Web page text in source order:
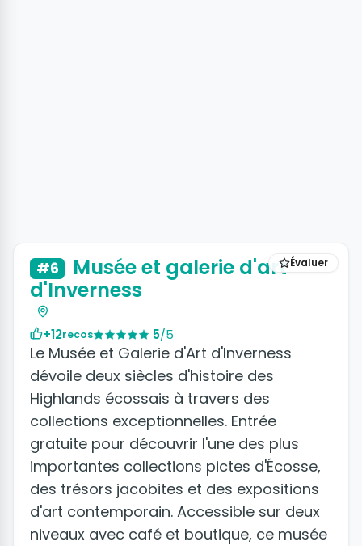
Évaluer
#6
Musée et galerie d'art
d'Inverness
+12recos 5/5
Le Musée et Galerie d'Art d'Inverness
dévoile deux siècles d'histoire des
Highlands écossais à travers des
collections exceptionnelles. Entrée
gratuite pour découvrir l'une des plus
importantes collections pictes d'Écosse,
des trésors jacobites et des expositions
d'art contemporain. Accessible sur deux
niveaux avec café et boutique, ce musée